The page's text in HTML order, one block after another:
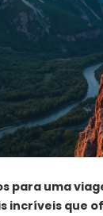
para uma
incríveis que